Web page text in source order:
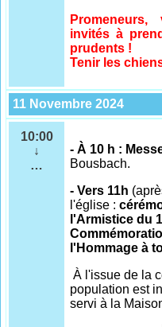
invités à
prudents !
Tenir les
11 Novembre 2024
10:00
↓
…
- À 10 h :
Bousbach.
- Vers 11h
l'église :
l'Armistice du
l'Hommage à
À l'issue de la
population est
servi à la